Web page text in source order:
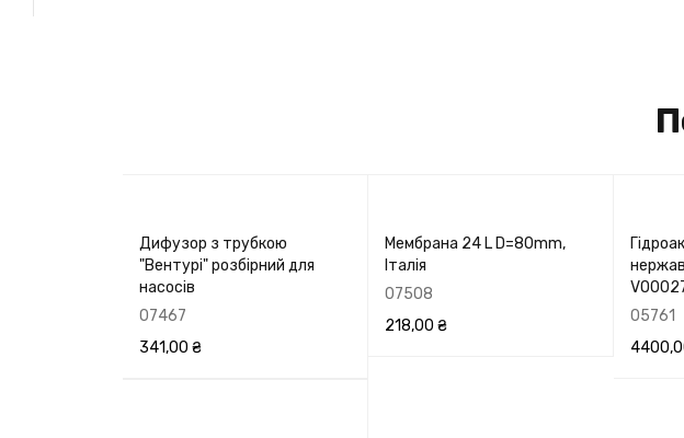
Дифузор з трубкою
"Вентурі" розбірний для
насосів
07467
341,00 ₴
Мембрана 24 L D=80mm,
Італія
07508
218,00₴
05761